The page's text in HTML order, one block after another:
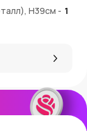
H39см - 1